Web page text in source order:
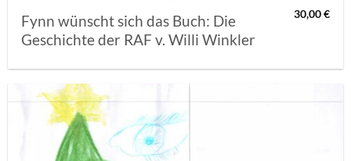
Fynn wünscht sich das Buch: Die
Geschichte der RAF v. Willi Winkler
30,00€